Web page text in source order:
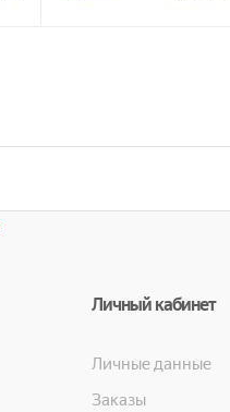
Личный кабинет
Личные данные
Заказы